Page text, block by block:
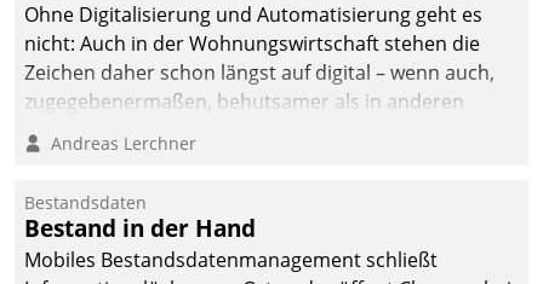
Ohne Digitalisierung und Automatisierung geht es
nicht: Auch in der Wohnungswirtschaft stehen die
Zeichen daher schon längst auf digital – wenn auch,
zugegebenermaßen, behutsamer als in anderen
Branchen.
Andreas Lerchner
Bestandsdaten
Bestand in der Hand
Mobiles Bestandsdatenmanagement schließt